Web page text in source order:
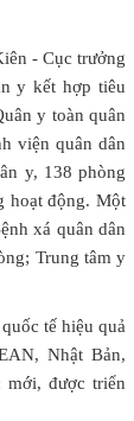
- Cục trưởng
y kết hợp tiêu
y toàn quân
viện quân dân
y, 138 phòng
hoạt động. Một
xá quân dân
Trung tâm y
tế hiệu quả
Nhật Bản,
mới, được triển